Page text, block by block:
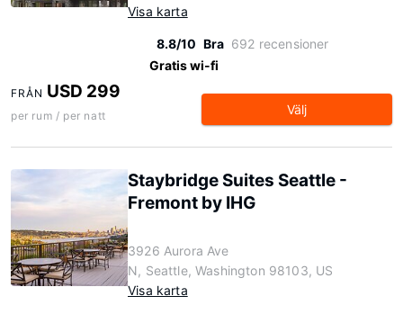
Visa karta
8.8/10 Bra 692 recensioner
Gratis wi-fi
FRÅN USD 299
per rum / per natt Välj
Staybridge Suites Seattle -
Fremont by IHG
3926 Aurora Ave
N, Seattle, Washington 98103, US
Visa karta